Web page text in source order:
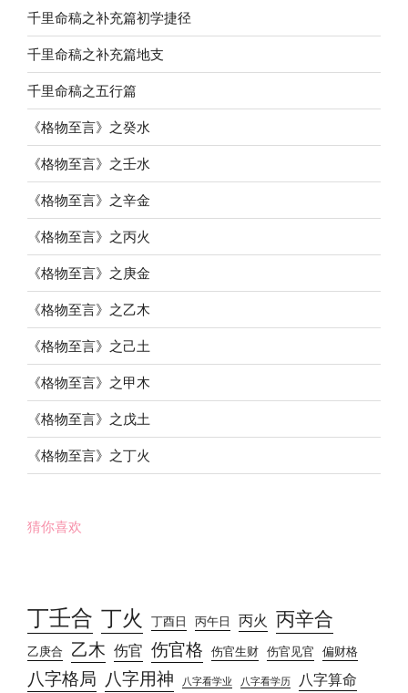
千里命稿之补充篇初学捷径
千里命稿之补充篇地支
千里命稿之五行篇
《格物至言》之癸水
《格物至言》之壬水
《格物至言》之辛金
《格物至言》之丙火
《格物至言》之庚金
《格物至言》之乙木
《格物至言》之己土
《格物至言》之甲木
《格物至言》之戊土
《格物至言》之丁火
猜你喜欢
丁壬合 丁火 丁酉日 丙午日 丙火 丙辛合
乙庚合 乙木 伤官 伤官格 伤官生财 伤官见官 偏财格
八字格局 八字用神 八字看学业 八字看学历 八字算命